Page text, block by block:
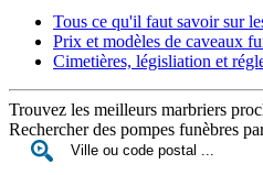
Tous ce qu'il faut savoir sur
Prix et modèles de caveaux
Cimetières, législiation et
Trouvez les meilleurs marbriers
Rechercher des pompes funèbres